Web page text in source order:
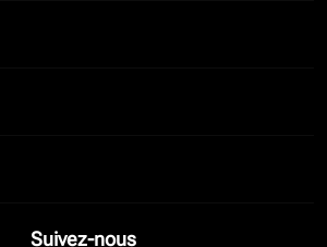
Suivez-nous